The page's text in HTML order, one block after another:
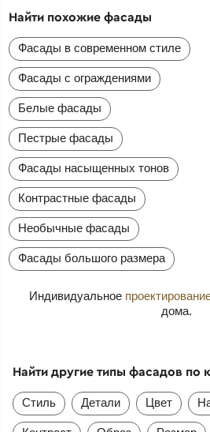
Найти похожие фасады
Фасады в современном стиле
Фасады с ограждениями
Белые фасады
Пестрые фасады
Фасады насыщенных тонов
Контрастные фасады
Необычные фасады
Фасады большого размера
Индивидуальное
дома.
Найти другие типы фасадов по
Стиль Детали Цвет